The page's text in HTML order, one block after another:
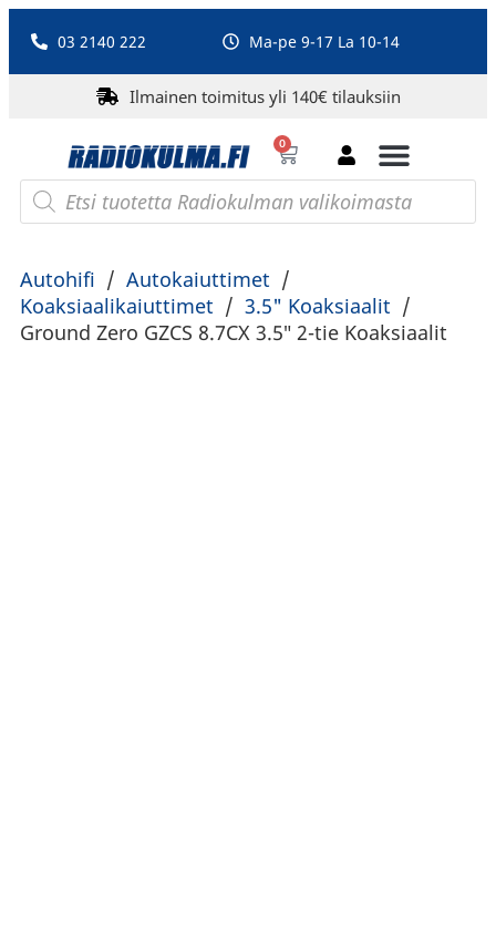
03 2140 222 Ma-pe 9-17 La 10-14
Ilmainen toimitus yli 140€ tilauksiin
0
Autohifi / Autokaiuttimet /
Koaksiaalikaiuttimet / 3.5" Koaksiaalit /
Ground Zero GZCS 8.7CX 3.5″ 2-tie Koaksiaalit